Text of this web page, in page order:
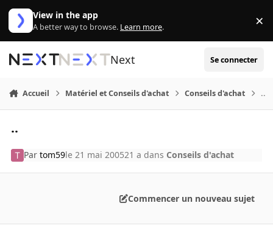
Aller au contenu
View in the app
A better way to browse. Learn more. ×
Next Se connecter
Accueil Matériel et Conseils d'achat Conseils d'achat ..
..
Partom59le 21 mai 200521 a dans Conseils d'achat
Commencer un nouveau sujet